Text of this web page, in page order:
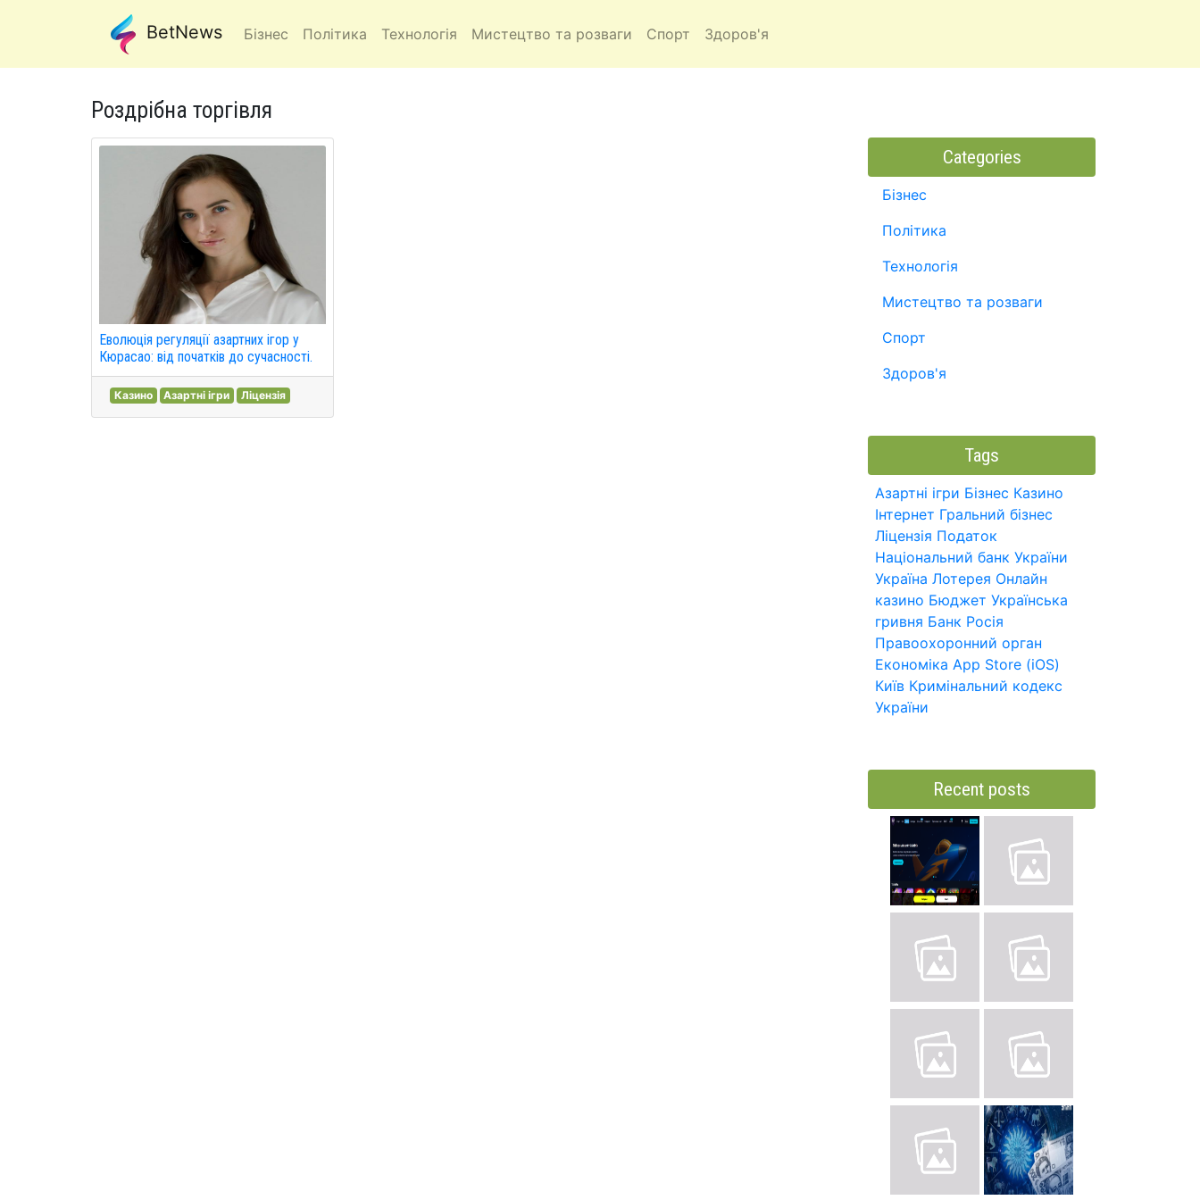
BetNews Бізнес Політика Технологія Мистецтво та розваги Спорт Здоров'я
Роздрібна торгівля
Еволюція регуляції азартних ігор у
Кюрасао: від початків до сучасності.
Казино Азартні ігри Ліцензія
Categories
Бізнес
Політика
Технологія
Мистецтво та розваги
Спорт
Здоров'я
Tags
Азартні ігри Бізнес Казино
Інтернет Гральний бізнес
Ліцензія Податок
Національний банк України
Україна Лотерея Онлайн
казино Бюджет Українська
гривня Банк Росія
Правоохоронний орган
Економіка App Store (iOS)
Київ Кримінальний кодекс
України
Recent posts